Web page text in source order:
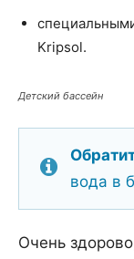
Kripsol.
Детский бассейн
вода в
Очень